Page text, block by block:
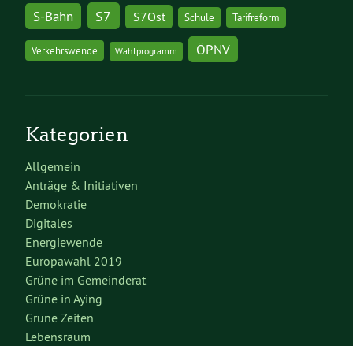
S-Bahn S7 S7Ost Schule Tarifreform
Verkehrswende Wahlprogramm ÖPNV
Kategorien
Allgemein
Anträge & Initiativen
Demokratie
Digitales
Energiewende
Europawahl 2019
Grüne im Gemeinderat
Grüne in Aying
Grüne Zeiten
Lebensraum